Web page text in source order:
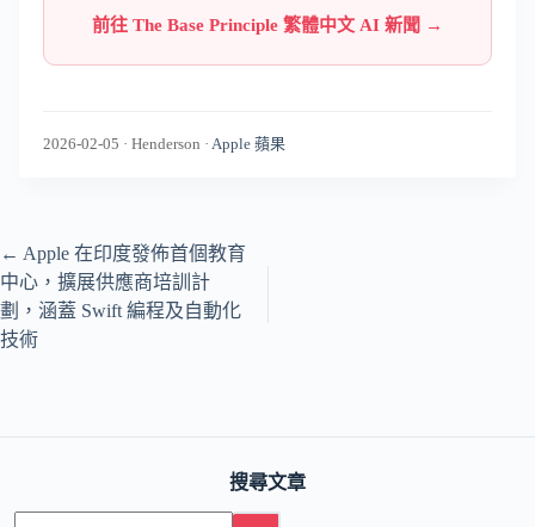
前往 The Base Principle 繁體中文 AI 新聞 →
2026-02-05 · Henderson · Apple 蘋果
← Apple 在印度發佈首個教育
中心，擴展供應商培訓計
劃，涵蓋 Swift 編程及自動化
技術
搜尋文章